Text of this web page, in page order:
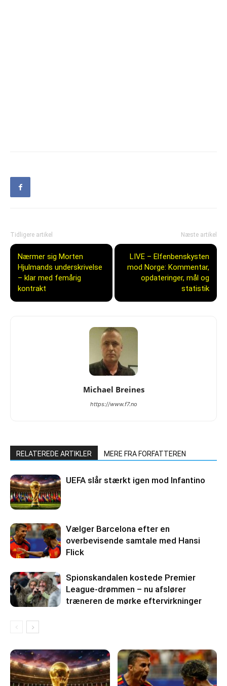
Tidligere artikel
Nærmer sig Morten
Hjulmands underskrivelse
– klar med femårig
kontrakt
Næste artikel
LIVE – Elfenbenskysten
mod Norge: Kommentar,
opdateringer, mål og
statistik
Michael Breines
https://www.f7.no
RELATEREDE ARTIKLER MERE FRA FORFATTEREN
UEFA slår stærkt igen mod Infantino
Vælger Barcelona efter en
overbevisende samtale med Hansi
Flick
Spionskandalen kostede Premier
League-drømmen – nu afslører
træneren de mørke eftervirkninger